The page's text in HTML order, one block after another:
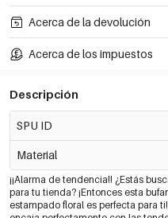
Acerca de la devolución
Acerca de los impuestos
Descripción
SPU ID
Material
¡¡Alarma de tendencia!! ¿Estás
para tu tienda? ¡Entonces esta
estampado floral es perfecta para